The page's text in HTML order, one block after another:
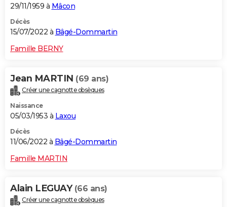
29/11/1959 à Mâcon
Décès
15/07/2022 à Bâgé-Dommartin
Famille BERNY
Jean MARTIN (69 ans)
Créer une cagnotte obsèques
Naissance
05/03/1953 à Laxou
Décès
11/06/2022 à Bâgé-Dommartin
Famille MARTIN
Alain LEGUAY (66 ans)
Créer une cagnotte obsèques